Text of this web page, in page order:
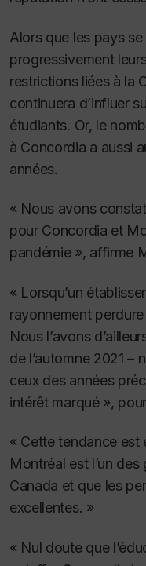
Alors que les pays
progressivement
restrictions liées à la
continuera d’influer
étudiants. Or, le
à Concordia a aussi
années.
« Nous avons
pour Concordia et
pandémie », affirme
« Lorsqu’un
rayonnement
Nous l’avons
de l’automne 2021 –
ceux des années
intérêt marqué »,
« Cette tendance est
Montréal est l’un
Canada et que les
excellentes. »
« Nul doute que